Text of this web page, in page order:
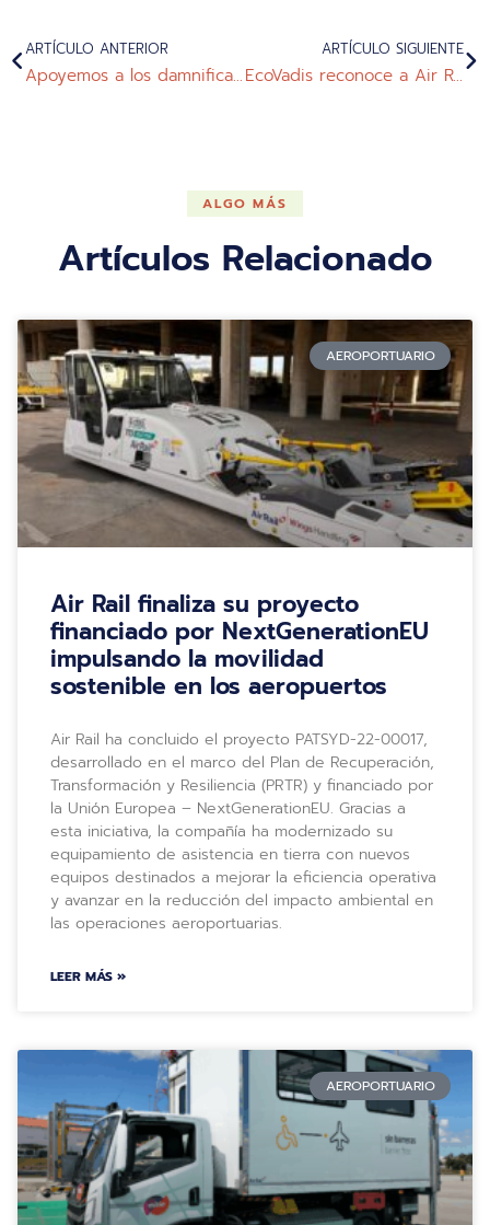
ARTÍCULO ANTERIOR
Apoyemos a los damnificados por la devastadora DANA
ARTÍCULO SIGUIENTE
EcoVadis reconoce a Air Rail como Empresa Comprometida
ALGO MÁS
Artículos Relacionado
AEROPORTUARIO
Air Rail finaliza su proyecto
financiado por NextGenerationEU
impulsando la movilidad
sostenible en los aeropuertos
Air Rail ha concluido el proyecto PATSYD-22-00017,
desarrollado en el marco del Plan de Recuperación,
Transformación y Resiliencia (PRTR) y financiado por
la Unión Europea – NextGenerationEU. Gracias a
esta iniciativa, la compañía ha modernizado su
equipamiento de asistencia en tierra con nuevos
equipos destinados a mejorar la eficiencia operativa
y avanzar en la reducción del impacto ambiental en
las operaciones aeroportuarias.
LEER MÁS »
AEROPORTUARIO